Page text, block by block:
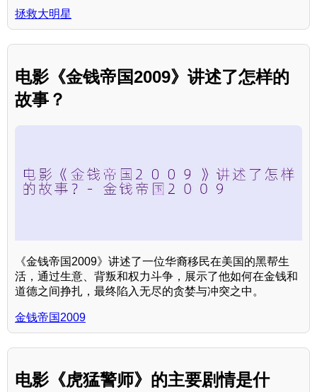
拯救大明星
电影《金钱帝国2009》讲述了怎样的
故事？
《金钱帝国2009》讲述了一位华裔移民在美国的黑帮生
活，通过生意、背叛和权力斗争，展示了他如何在金钱和
道德之间挣扎，最终陷入无尽的贪婪与冲突之中。
金钱帝国2009
电影《虎猛警师》的主要剧情是什